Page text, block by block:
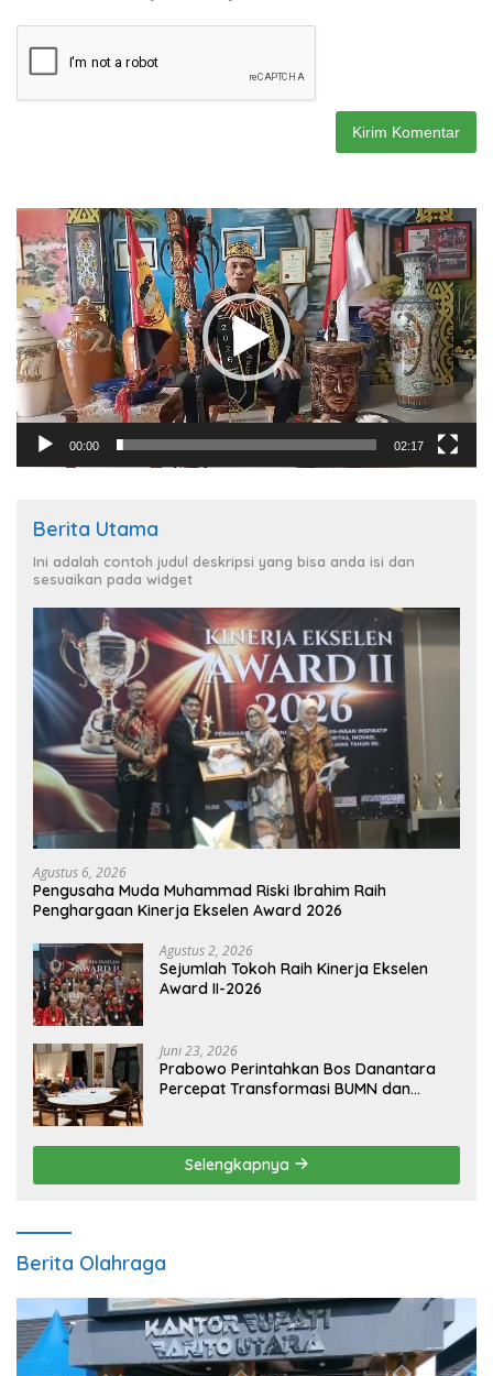
Pemutar
Video
00:00 02:17
Berita Utama
Ini adalah contoh judul deskripsi yang bisa anda isi dan
sesuaikan pada widget
Agustus 6, 2026
Pengusaha Muda Muhammad Riski Ibrahim Raih
Penghargaan Kinerja Ekselen Award 2026
Agustus 2, 2026
Sejumlah Tokoh Raih Kinerja Ekselen
Award II-2026
Juni 23, 2026
Prabowo Perintahkan Bos Danantara
Percepat Transformasi BUMN dan
Selengkapnya
Berita Olahraga